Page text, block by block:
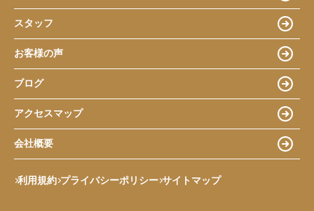
スタッフ
お客様の声
ブログ
アクセスマップ
会社概要
利用規約 プライバシーポリシー サイトマップ